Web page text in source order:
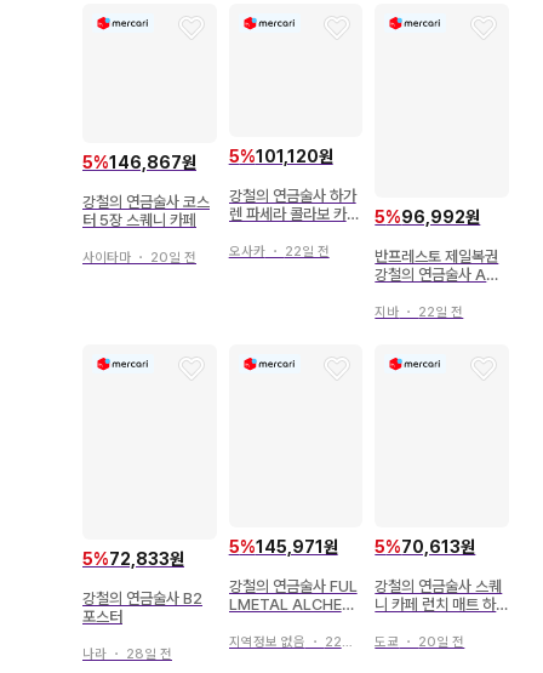
5%146,867원
강철의 연금술사 코스
터 5장 스퀘니 카페
사이타마 ・ 20일 전
5%101,120원
강철의 연금술사 하가
렌 파세라 콜라보 카페
오사카・ 22일 전
5%96,992원
반프레스토 제일복권
강철의 연금술사 A상
지바 ・ 22일 전
5%72,833원
강철의 연금술사 B2
포스터
나라 ・ 28일 전
5%145,971원
강철의 연금술사 FUL
LMETAL ALCHEMI
지역정보 없음 ・ 22일 전
5%70,613원
강철의 연금술사 스퀘
니 카페 런치 매트 하
도쿄 ・ 20일 전